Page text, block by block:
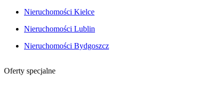
Nieruchomości Kielce
Nieruchomości Lublin
Nieruchomości Bydgoszcz
Oferty specjalne